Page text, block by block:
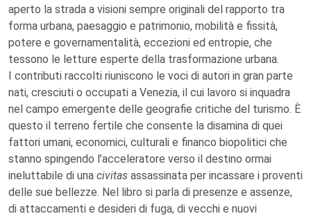
aperto la strada a visioni sempre originali del rapporto tra
forma urbana, paesaggio e patrimonio, mobilità e fissità,
potere e governamentalità, eccezioni ed entropie, che
tessono le letture esperte della trasformazione urbana.
I contributi raccolti riuniscono le voci di autori in gran parte
nati, cresciuti o occupati a Venezia, il cui lavoro si inquadra
nel campo emergente delle geografie critiche del turismo. È
questo il terreno fertile che consente la disamina di quei
fattori umani, economici, culturali e financo biopolitici che
stanno spingendo l’acceleratore verso il destino ormai
ineluttabile di una civitas assassinata per incassare i proventi
delle sue bellezze. Nel libro si parla di presenze e assenze,
di attaccamenti e desideri di fuga, di vecchi e nuovi